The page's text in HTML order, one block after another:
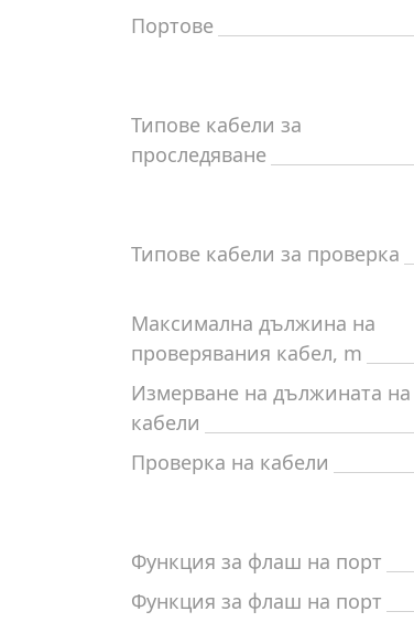
Портове
Типове кабели за
проследяване
Типове кабели за проверка
Максимална дължина на
проверявания кабел, m
Измерване на дължината на
кабели
Проверка на кабели
Функция за флаш на порт
Функция за флаш на порт